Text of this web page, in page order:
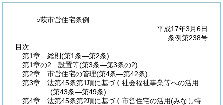
○萩市営住宅条例
平成17年3月6日
条例第238号
目次
第1章
総則 (第1条―第2条)
第1章の2
設置等(第3条―第3条の2)
第2章
市営住宅の管理(第4条―第42条)
第3章
法第45条第1項に基づく社会福祉事業等への活用
(第43条―第49条)
第4章
法第45条第2項に基づく市営住宅の活用(みなし特